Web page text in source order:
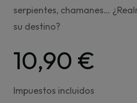
serpientes, chamanes…
su destino?
10,90 €
Impuestos incluidos